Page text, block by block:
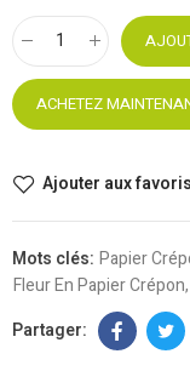
ACHETEZ
Ajouter aux favoris
Mots clés: Papier
Fleur En Papier Crépon